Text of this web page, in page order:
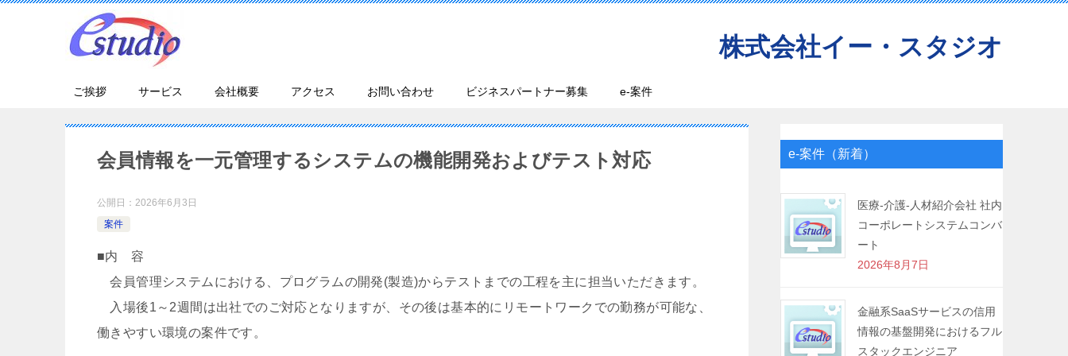
株式会社イー・スタジオ
ご挨拶 サービス 会社概要 アクセス お問い合わせ ビジネスパートナー募集 e-案件
会員情報を一元管理するシステムの機能開発およびテスト対応
公開日： 2026年6月3日
案件
■内 容
会員管理システムにおける、プログラムの開発(製造)からテストまでの工程を主に担当いただきます。
入場後1～2週間は出社でのご対応となりますが、その後は基本的にリモートワークでの勤務が可能な、
働きやすい環境の案件です。
e-案件（新着）
医療-介護-人材紹介会社 社内
コーポレートシステムコンバ
ート
2026年8月7日
金融系SaaSサービスの信用
情報の基盤開発におけるフル
スタックエンジニア